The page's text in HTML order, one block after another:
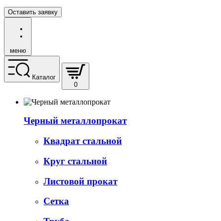
Оставить заявку
меню
Каталог
0
Черный металлопрокат
Квадрат стальной
Круг стальной
Листовой прокат
Сетка